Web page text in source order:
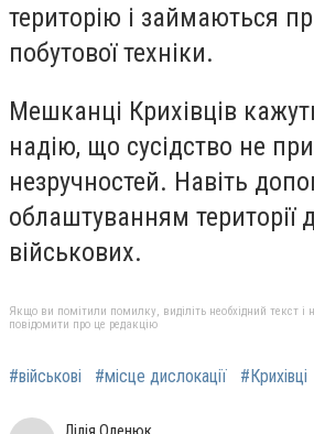
територію і займаються
побутової техніки.
Мешканці Крихівців
надію, що сусідство не
незручностей. Навіть
облаштуванням території
військових.
Якщо ви помітили помилку, виділіть необхідний текст і
повідомити про це редакцію
#військові #місце дислокації #Крихівці